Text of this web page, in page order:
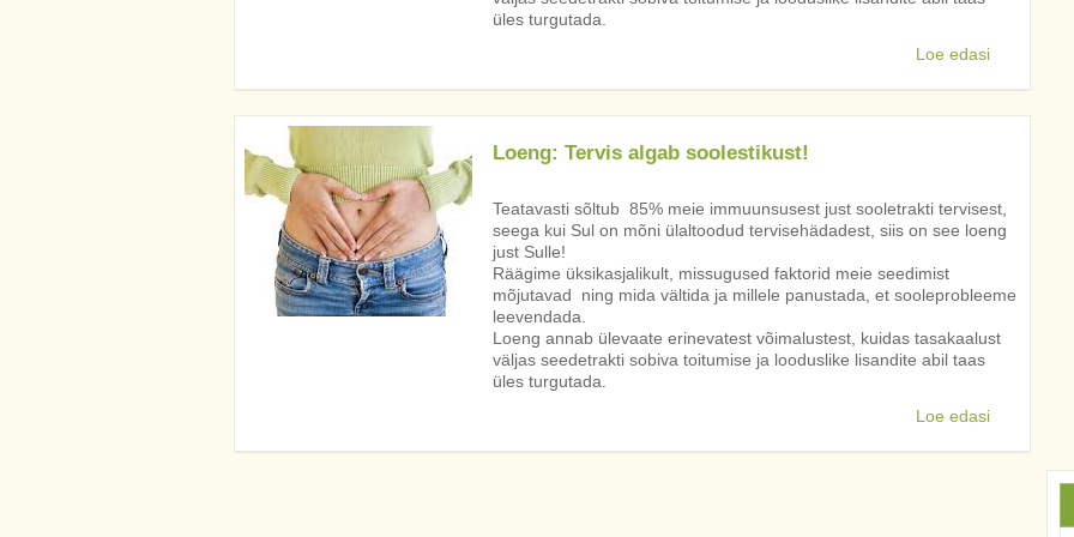
üles turgutada.
Loe edasi
Loeng: Tervis algab soolestikust!
Teatavasti sõltub 85% meie immuunsusest just sooletrakti tervisest,
seega kui Sul on mõni ülaltoodud tervisehädadest, siis on see loeng
just Sulle!
Räägime üksikasjalikult, missugused faktorid meie seedimist
mõjutavad ning mida vältida ja millele panustada, et sooleprobleeme
leevendada.
Loeng annab ülevaate erinevatest võimalustest, kuidas tasakaalust
väljas seedetrakti sobiva toitumise ja looduslike lisandite abil taas
üles turgutada.
Loe edasi